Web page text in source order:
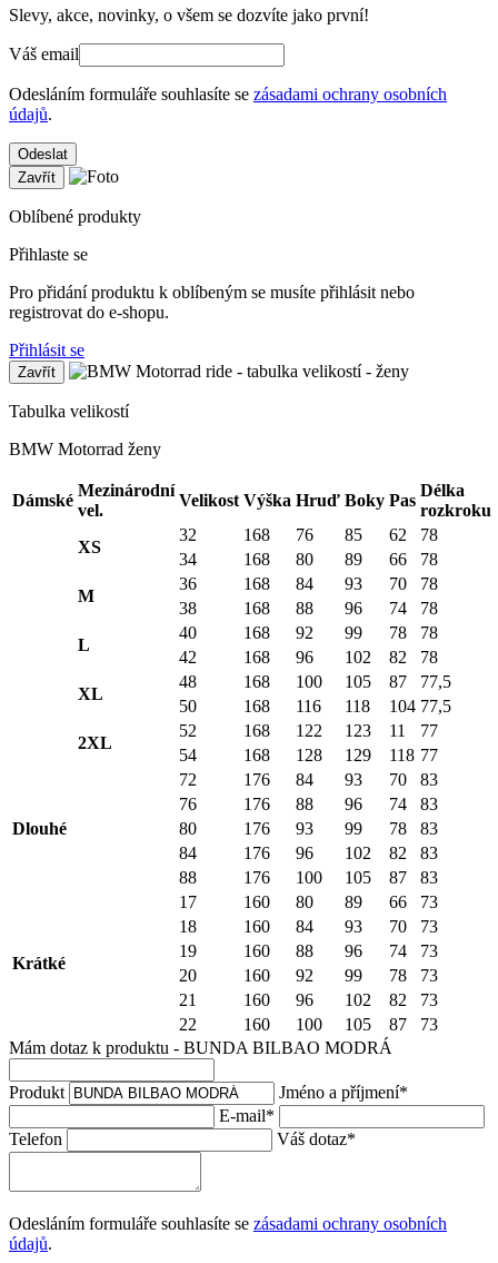
Slevy, akce, novinky, o všem se dozvíte jako první!
Váš email
Odesláním formuláře souhlasíte se zásadami ochrany osobních
údajů.
Odeslat
Zavřít
Oblíbené produkty
Přihlaste se
Pro přidání produktu k oblíbeným se musíte přihlásit nebo
registrovat do e-shopu.
Přihlásit se
Zavřít
Tabulka velikostí
BMW Motorrad ženy
Dámské
Mezinárodní
vel.
Velikost Výška Hruď Boky Pas
Délka
rozkroku
XS
32 168 76 85 62
78
34
168 80 89 66
78
M
36 168 84 93 70
78
38
168 88 96 74
78
L
40 168 92 99 78
78
42
168 96 102 82
78
XL
48 168 100 105 87
77,5
50
168 116 118 104 77,5
2XL
52 168 122 123 11
77
54
168 128 129 118 77
Dlouhé
72 176 84 93 70
83
76
176 88 96 74
83
80
176 93 99 78
83
84
176 96 102 82
83
88
176 100 105 87 83
Krátké
17 160 80 89 66
73
18
160 84 93 70
73
19
160 88 96 74
73
20
160 92 99 78
73
21
160 96 102 82
73
22
160 100 105 87
73
Mám dotaz k produktu - BUNDA BILBAO MODRÁ
Produkt Jméno a příjmení*
E-mail*
Telefon
Váš dotaz*
Odesláním formuláře souhlasíte se zásadami ochrany osobních
údajů.